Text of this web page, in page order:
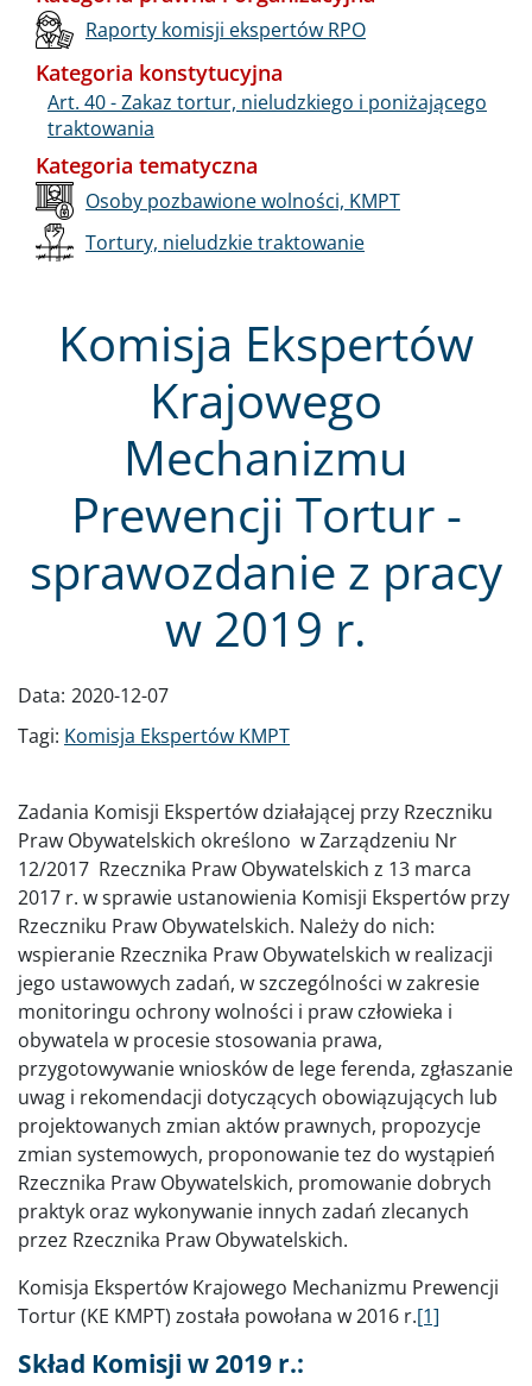
Komisja Ekspertów
Krajowego
Mechanizmu
Prewencji Tortur -
sprawozdanie z pracy
w 2019 r.
Data: 2020-12-07
Tagi: Komisja Ekspertów KMPT
Zadania Komisji Ekspertów działającej przy Rzeczniku
Praw Obywatelskich określono w Zarządzeniu Nr
12/2017 Rzecznika Praw Obywatelskich z 13 marca
2017 r. w sprawie ustanowienia Komisji Ekspertów przy
Rzeczniku Praw Obywatelskich. Należy do nich:
wspieranie Rzecznika Praw Obywatelskich w realizacji
jego ustawowych zadań, w szczególności w zakresie
monitoringu ochrony wolności i praw człowieka i
obywatela w procesie stosowania prawa,
przygotowywanie wniosków de lege ferenda, zgłaszanie
uwag i rekomendacji dotyczących obowiązujących lub
projektowanych zmian aktów prawnych, propozycje
zmian systemowych, proponowanie tez do wystąpień
Rzecznika Praw Obywatelskich, promowanie dobrych
praktyk oraz wykonywanie innych zadań zlecanych
przez Rzecznika Praw Obywatelskich.
Komisja Ekspertów Krajowego Mechanizmu Prewencji
Tortur (KE KMPT) została powołana w 2016 r.[1]
Skład Komisji w 2019 r.:
Raporty komisji ekspertów RPO
Kategoria konstytucyjna
Art. 40 - Zakaz tortur, nieludzkiego i poniżającego
traktowania
Kategoria tematyczna
Osoby pozbawione wolności, KMPT
Tortury, nieludzkie traktowanie